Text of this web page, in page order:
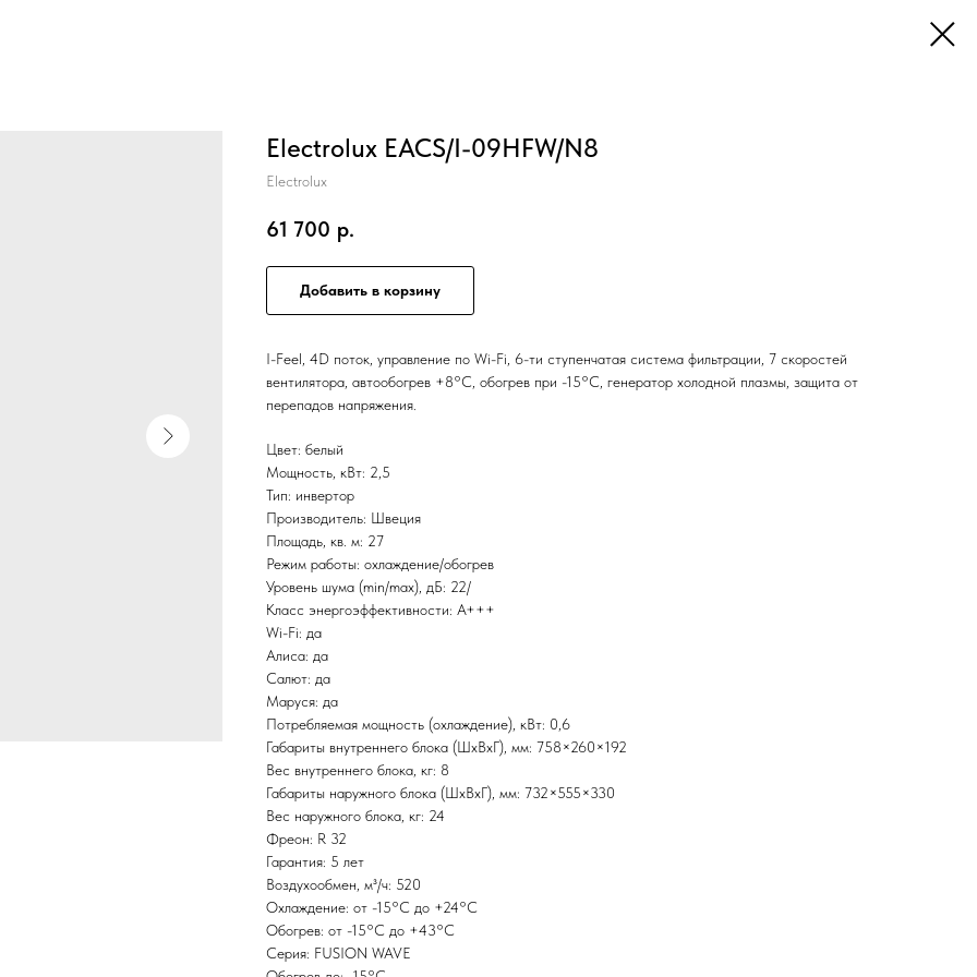
Electrolux EACS/I-09HFW/N8
Electrolux
61 700 р.
Добавить в корзину
I-Feel, 4D поток, управление по Wi-Fi, 6-ти ступенчатая система фильтрации, 7 скоростей
вентилятора, автообогрев +8°С, обогрев при -15°С, генератор холодной плазмы, защита от
перепадов напряжения.
Цвет: белый
Мощность, кВт: 2,5
Тип: инвертор
Производитель: Швеция
Площадь, кв. м: 27
Режим работы: охлаждение/обогрев
Уровень шума (min/max), дБ: 22/
Класс энергоэффективности: А+++
Wi-Fi: да
Алиса: да
Салют: да
Маруся: да
Потребляемая мощность (охлаждение), кВт: 0,6
Габариты внутреннего блока (ШxВxГ), мм: 758×260×192
Вес внутреннего блока, кг: 8
Габариты наружного блока (ШxВxГ), мм: 732×555×330
Вес наружного блока, кг: 24
Фреон: R 32
Гарантия: 5 лет
Воздухообмен, м³/ч: 520
Охлаждение: от -15°С до +24°С
Обогрев: от -15°С до +43°С
Серия: FUSION WAVE